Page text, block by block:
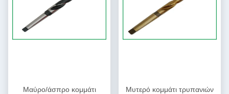
Μαύρο/άσπρο κομμάτι
Μυτερό κομμάτι τρυπανιών